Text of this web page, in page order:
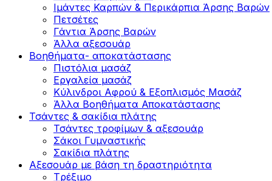
Ιμάντες Καρπών & Περικάρπια Άρσης Βαρών
Πετσέτες
Γάντια Άρσης Βαρών
Άλλα αξεσουάρ
Βοηθήματα- αποκατάστασης
Πιστόλια μασάζ
Εργαλεία μασάζ
Κύλινδροι Αφρού & Εξοπλισμός Μασάζ
Άλλα Βοηθήματα Αποκατάστασης
Τσάντες & σακίδια πλάτης
Τσάντες τροφίμων & αξεσουάρ
Σάκοι Γυμναστικής
Σακίδια πλάτης
Αξεσουάρ με βάση τη δραστηριότητα
Tρέξιμο